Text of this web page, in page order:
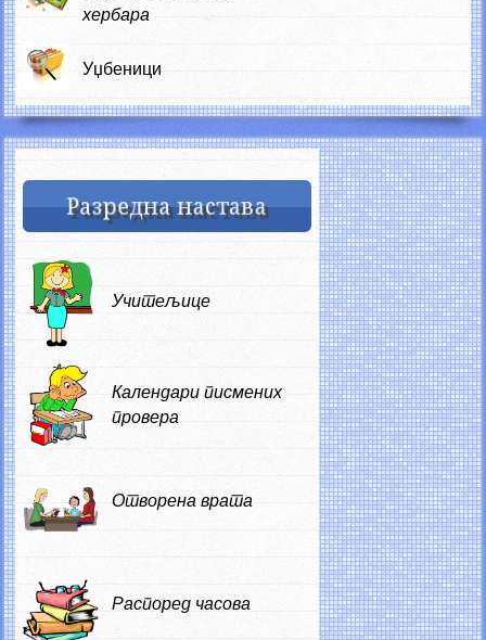
хербара
Уџбеници
Учитељице
Календари писмених
провера
Отворена врата
Распоред часова